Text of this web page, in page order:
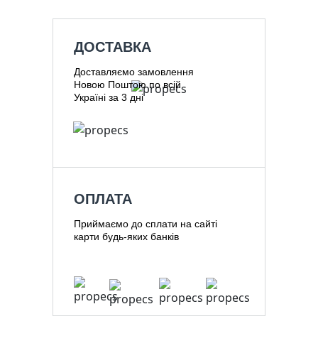
ДОСТАВКА
Доставляємо замовлення
Новою Поштою по всій
Україні за 3 дні
ОПЛАТА
Приймаємо до сплати на сайті
карти будь-яких банків